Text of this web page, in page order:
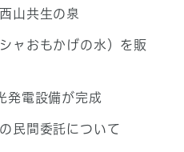
山共生の泉
ャおもかげの水）を販
発電設備が完成
民間委託について